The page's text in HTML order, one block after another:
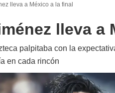
lleva a México a la final
lleva a
palpitaba con la
en cada rincón